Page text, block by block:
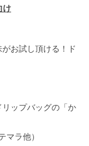
け
お試し頂ける！ド
ップバッグの「か
マラ他）